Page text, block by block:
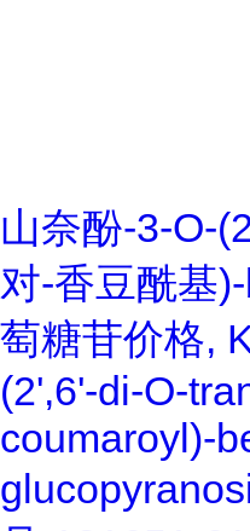
山奈酚-3-O-
对-香豆酰基
萄糖苷价格,
(2',6'-di-O-
coumaroyl)-